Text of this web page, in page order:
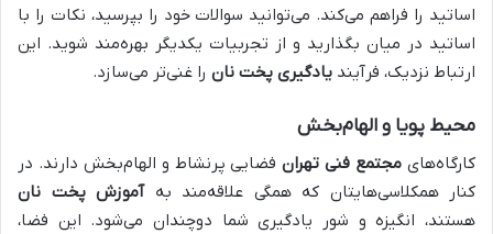
اساتید را فراهم می‌کند. می‌توانید سوالات خود را بپرسید، نکات را با
اساتید در میان بگذارید و از تجربیات یکدیگر بهره‌مند شوید. این
ارتباط نزدیک، فرآیند یادگیری پخت نان را غنی‌تر می‌سازد.
محیط پویا و الهام‌بخش
کارگاه‌های مجتمع فنی تهرانفضایی پرنشاط و الهام‌بخش دارند. در
کنار همکلاسی‌هایتان که همگی علاقه‌مند بهآموزش پخت نان
هستند، انگیزه و شور یادگیری شما دوچندان می‌شود. این فضا،